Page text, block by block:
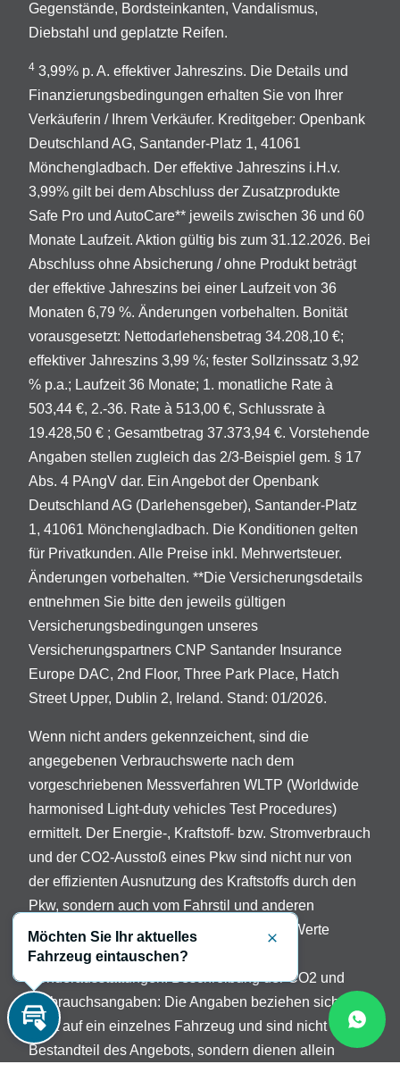
Gegenstände, Bordsteinkanten, Vandalismus,
Diebstahl und geplatzte Reifen.
4 3,99% p. A. effektiver Jahreszins. Die Details und
Finanzierungsbedingungen erhalten Sie von Ihrer
Verkäuferin / Ihrem Verkäufer. Kreditgeber: Openbank
Deutschland AG, Santander-Platz 1, 41061
Mönchengladbach. Der effektive Jahreszins i.H.v.
3,99% gilt bei dem Abschluss der Zusatzprodukte
Safe Pro und AutoCare** jeweils zwischen 36 und 60
Monate Laufzeit. Aktion gültig bis zum 31.12.2026. Bei
Abschluss ohne Absicherung / ohne Produkt beträgt
der effektive Jahreszins bei einer Laufzeit von 36
Monaten 6,79 %. Änderungen vorbehalten. Bonität
vorausgesetzt: Nettodarlehensbetrag 34.208,10 €;
effektiver Jahreszins 3,99 %; fester Sollzinssatz 3,92
% p.a.; Laufzeit 36 Monate; 1. monatliche Rate à
503,44 €, 2.-36. Rate à 513,00 €, Schlussrate à
19.428,50 € ; Gesamtbetrag 37.373,94 €. Vorstehende
Angaben stellen zugleich das 2/3-Beispiel gem. § 17
Abs. 4 PAngV dar. Ein Angebot der Openbank
Deutschland AG (Darlehensgeber), Santander-Platz
1, 41061 Mönchengladbach. Die Konditionen gelten
für Privatkunden. Alle Preise inkl. Mehrwertsteuer.
Änderungen vorbehalten. **Die Versicherungsdetails
entnehmen Sie bitte den jeweils gültigen
Versicherungsbedingungen unseres
Versicherungspartners CNP Santander Insurance
Europe DAC, 2nd Floor, Three Park Place, Hatch
Street Upper, Dublin 2, Ireland. Stand: 01/2026.
Wenn nicht anders gekennzeichent, sind die
angegebenen Verbrauchswerte nach dem
vorgeschriebenen Messverfahren WLTP (Worldwide
harmonised Light-duty vehicles Test Procedures)
ermittelt. Der Energie-, Kraftstoff- bzw. Stromverbrauch
und der CO2-Ausstoß eines Pkw sind nicht nur von
der effizienten Ausnutzung des Kraftstoffs durch den
Pkw, sondern auch vom Fahrstil und anderen
nichttechnischen Faktoren abhängig. Die Werte
variieren in Abhängigkeit der gewählten
Sonderausstattungen. Beschreibung der CO2 und
Verbrauchsangaben: Die Angaben beziehen sich
nicht auf ein einzelnes Fahrzeug und sind nicht
Bestandteil des Angebots, sondern dienen allein
Inzahlungnahme
Möchten Sie Ihr aktuelles
Fahrzeug eintauschen?
Schließen